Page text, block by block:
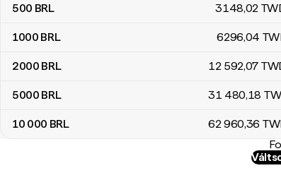
500 BRL 3148,02
1000 BRL 6296,04
2000 BRL 12 592,07
5000 BRL 31 480,18
10 000 BRL 62 960,36